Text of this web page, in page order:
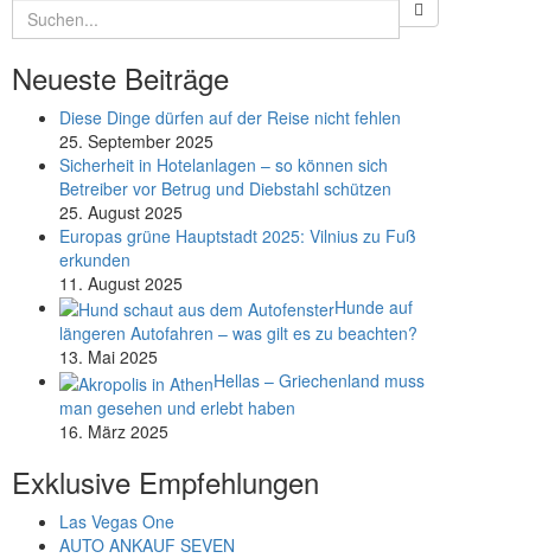
Neueste Beiträge
Diese Dinge dürfen auf der Reise nicht fehlen
25. September 2025
Sicherheit in Hotelanlagen – so können sich
Betreiber vor Betrug und Diebstahl schützen
25. August 2025
Europas grüne Hauptstadt 2025: Vilnius zu Fuß
erkunden
11. August 2025
Hunde auf
längeren Autofahren – was gilt es zu beachten?
13. Mai 2025
Hellas – Griechenland muss
man gesehen und erlebt haben
16. März 2025
Exklusive Empfehlungen
Las Vegas One
AUTO ANKAUF SEVEN